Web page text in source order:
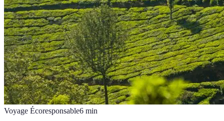
Voyage Écoresponsable6 min